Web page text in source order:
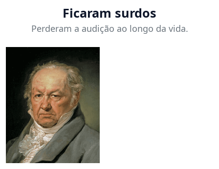
Ficaram surdos
Perderam a audição ao longo da vida.